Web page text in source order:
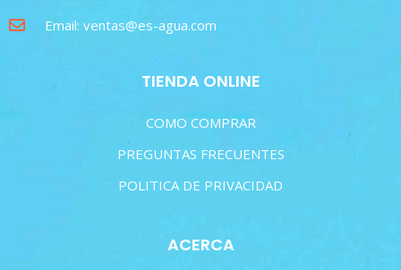
Email: ventas@es-agua.com
TIENDA ONLINE
COMO COMPRAR
PREGUNTAS FRECUENTES
POLITICA DE PRIVACIDAD
ACERCA